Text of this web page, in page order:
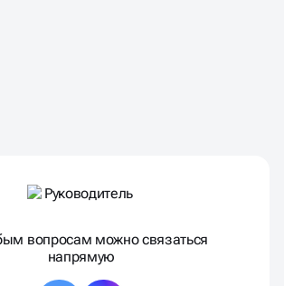
вопросам можно связаться
напрямую